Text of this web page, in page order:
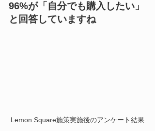
96%が「自分でも購入したい」
と回答していますね
Lemon Square施策実施後のアンケート結果